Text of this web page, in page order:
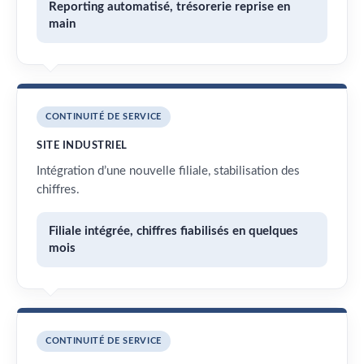
Reporting automatisé, trésorerie reprise en
main
CONTINUITÉ DE SERVICE
SITE INDUSTRIEL
Intégration d’une nouvelle filiale, stabilisation des
chiffres.
Filiale intégrée, chiffres fiabilisés en quelques
mois
CONTINUITÉ DE SERVICE